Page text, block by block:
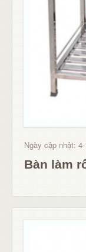
Ngày cập nhật:
Bàn làm